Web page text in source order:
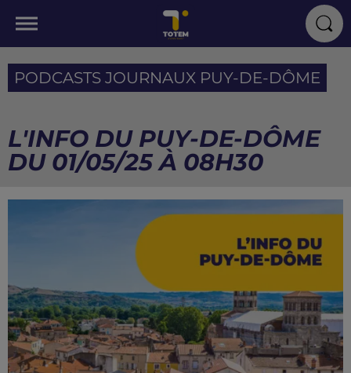
PODCASTS JOURNAUX PUY-DE-DÔME
L'INFO DU PUY-DE-DÔME
DU 01/05/25 À 08H30